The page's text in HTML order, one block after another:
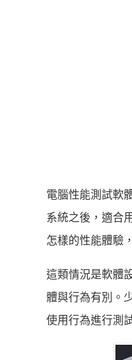
電腦性能測試軟
系統之後，適合
怎樣的性能體驗
這類情況是軟體
體與行為有別。
使用行為進行測